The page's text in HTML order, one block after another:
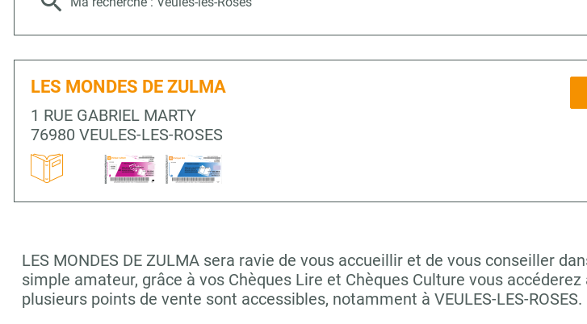
LES MONDES DE ZULMA
1 RUE GABRIEL MARTY
76980 VEULES-LES-ROSES
LES MONDES DE ZULMA sera ravie de vous accueillir et de vous conseiller
simple amateur, grâce à vos Chèques Lire et Chèques Culture vous
plusieurs points de vente sont accessibles, notamment à VEULES-LES-ROSES.